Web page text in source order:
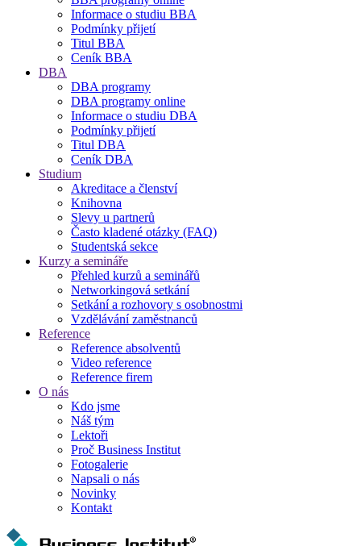
Informace o studiu BBA
Podmínky přijetí
Titul BBA
Ceník BBA
DBA
DBA programy
DBA programy online
Informace o studiu DBA
Podmínky přijetí
Titul DBA
Ceník DBA
Studium
Akreditace a členství
Knihovna
Slevy u partnerů
Často kladené otázky (FAQ)
Studentská sekce
Kurzy a semináře
Přehled kurzů a seminářů
Networkingová setkání
Setkání a rozhovory s osobnostmi
Vzdělávání zaměstnanců
Reference
Reference absolventů
Video reference
Reference firem
O nás
Kdo jsme
Náš tým
Lektoři
Proč Business Institut
Fotogalerie
Napsali o nás
Novinky
Kontakt